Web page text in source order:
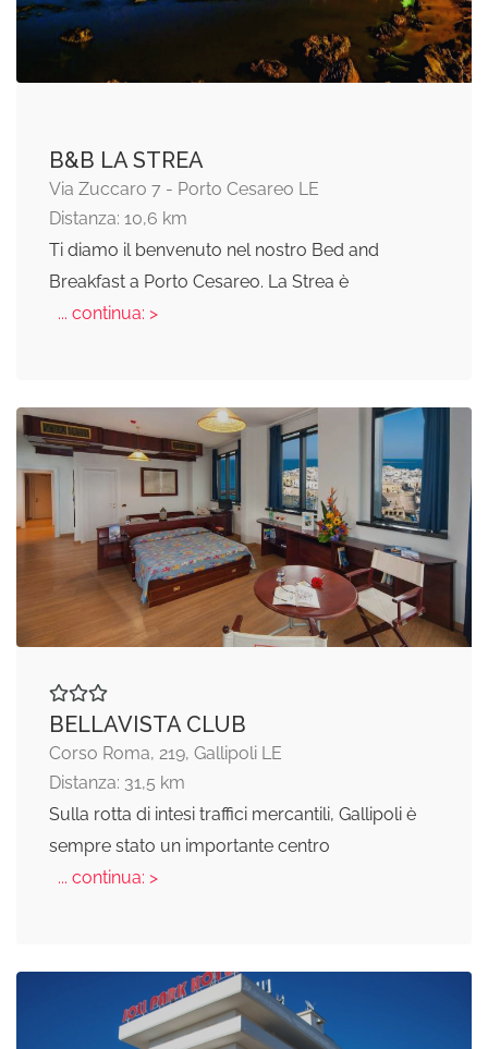
B&B LA STREA
Via Zuccaro 7 - Porto Cesareo LE
Distanza: 10,6 km
Ti diamo il benvenuto nel nostro Bed and
Breakfast a Porto Cesareo. La Strea è
... continua: >
BELLAVISTA CLUB
Corso Roma, 219, Gallipoli LE
Distanza: 31,5 km
Sulla rotta di intesi traffici mercantili, Gallipoli è
sempre stato un importante centro
... continua: >